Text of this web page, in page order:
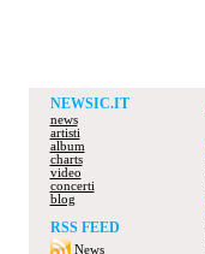
NEWSIC.IT
news
artisti
album
charts
video
concerti
blog
RSS FEED
News